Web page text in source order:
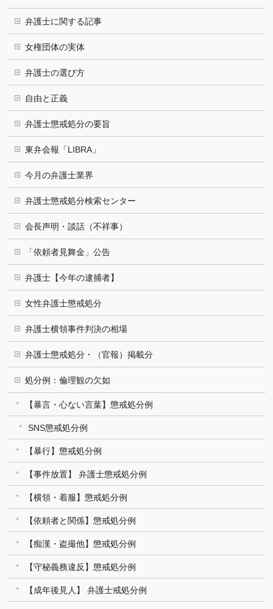
弁護士に関する記事
女権団体の実体
弁護士の選び方
自由と正義
弁護士懲戒処分の要旨
東弁会報「LIBRA」
今月の弁護士業界
弁護士懲戒処分検索センター
会長声明・談話（不祥事）
「依頼者見舞金」公告
弁護士【今年の逮捕者】
女性弁護士懲戒処分
弁護士横領事件判決の相場
弁護士懲戒処分・（官報）掲載分
処分例：倫理観の欠如
【暴言・心ない言葉】懲戒処分例
SNS懲戒処分例
【暴行】懲戒処分例
【事件放置】 弁護士懲戒処分例
【横領・着服】懲戒処分例
【依頼者と関係】懲戒処分例
【痴漢・盗撮他】懲戒処分例
【守秘義務違反】懲戒処分例
【成年後見人】 弁護士戒処分例